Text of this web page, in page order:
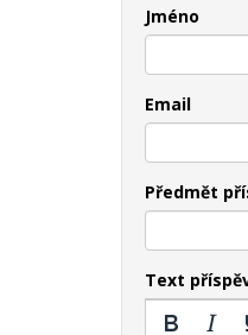
Jméno
Email
Předmět
Text